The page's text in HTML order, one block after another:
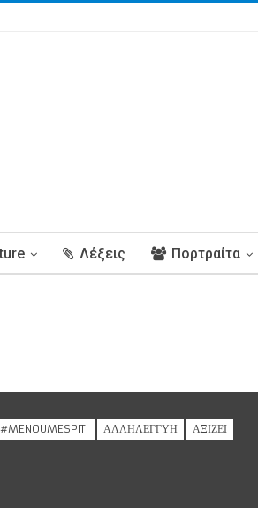
Λέξεις Πορτραίτα
#MENOUMESPITI ΑΛΛΗΛΕΓΓΎΗ ΑΞΊΖΕΙ